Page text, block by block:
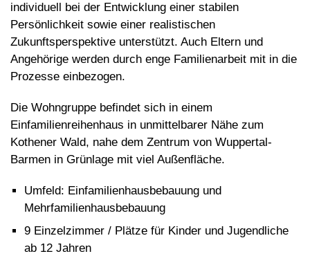
individuell bei der Entwicklung einer stabilen
Persönlichkeit sowie einer realistischen
Zukunftsperspektive unterstützt. Auch Eltern und
Angehörige werden durch enge Familienarbeit mit in die
Prozesse einbezogen.
Die Wohngruppe befindet sich in einem
Einfamilienreihenhaus in unmittelbarer Nähe zum
Kothener Wald, nahe dem Zentrum von Wuppertal-
Barmen in Grünlage mit viel Außenfläche.
Umfeld: Einfamilienhausbebauung und
Mehrfamilienhausbebauung
9 Einzelzimmer / Plätze für Kinder und Jugendliche
ab 12 Jahren